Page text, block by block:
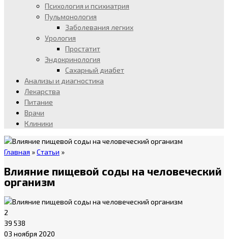
Психология и психиатрия
Пульмонология
Заболевания легких
Урология
Простатит
Эндокринология
Сахарный диабет
Анализы и диагностика
Лекарства
Питание
Врачи
Клиники
Главная »Статьи »
Влияние пищевой соды на человеческий
организм
2
39 538
03 ноября 2020